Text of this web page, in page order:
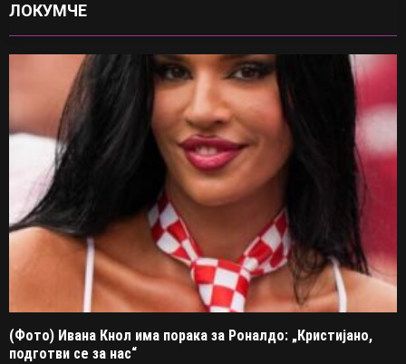
ЛОКУМЧЕ
(Фото) Ивана Кнол има порака за Роналдо: „Кристијано,
подготви се за нас“